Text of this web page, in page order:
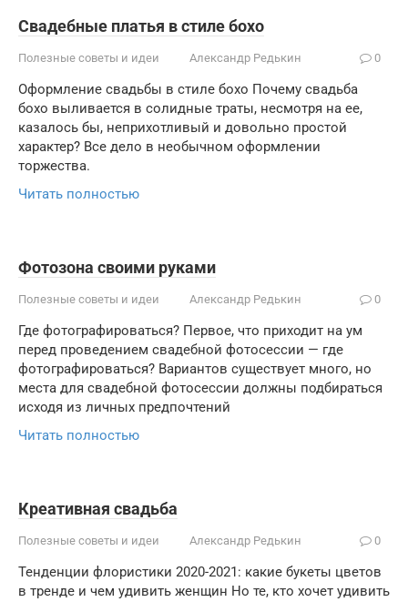
Свадебные платья в стиле бохо
Полезные советы и идеи Александр Редькин 0
Оформление свадьбы в стиле бохо Почему свадьба
бохо выливается в солидные траты, несмотря на ее,
казалось бы, неприхотливый и довольно простой
характер? Все дело в необычном оформлении
торжества.
Читать полностью
Фотозона своими руками
Полезные советы и идеи Александр Редькин 0
Где фотографироваться? Первое, что приходит на ум
перед проведением свадебной фотосессии — где
фотографироваться? Вариантов существует много, но
места для свадебной фотосессии должны подбираться
исходя из личных предпочтений
Читать полностью
Креативная свадьба
Полезные советы и идеи Александр Редькин 0
Тенденции флористики 2020-2021: какие букеты цветов
в тренде и чем удивить женщин Но те, кто хочет удивить